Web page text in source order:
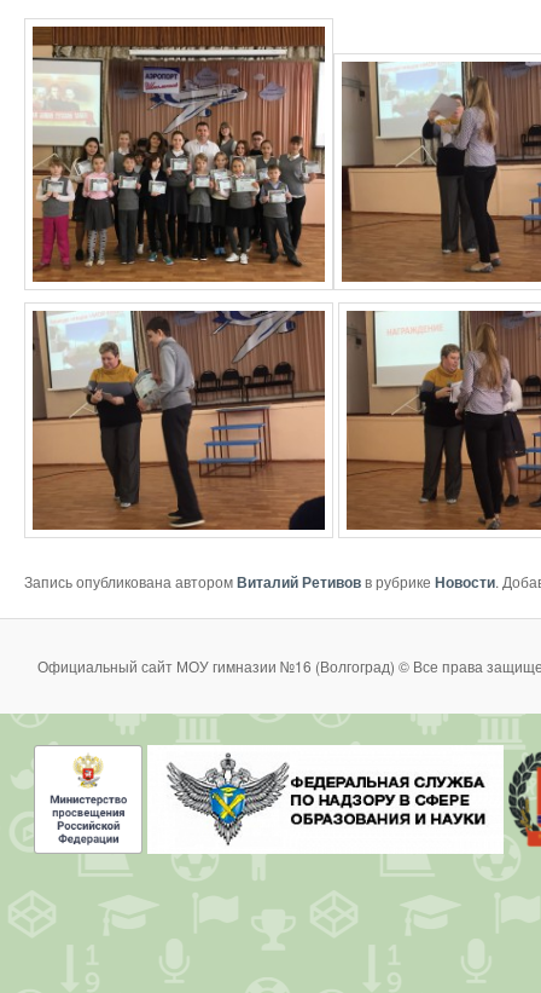
Запись опубликована авторомВиталий Ретивовв рубрике Новости.
Официальный сайт МОУ гимназии №16 (Волгоград) © Все права